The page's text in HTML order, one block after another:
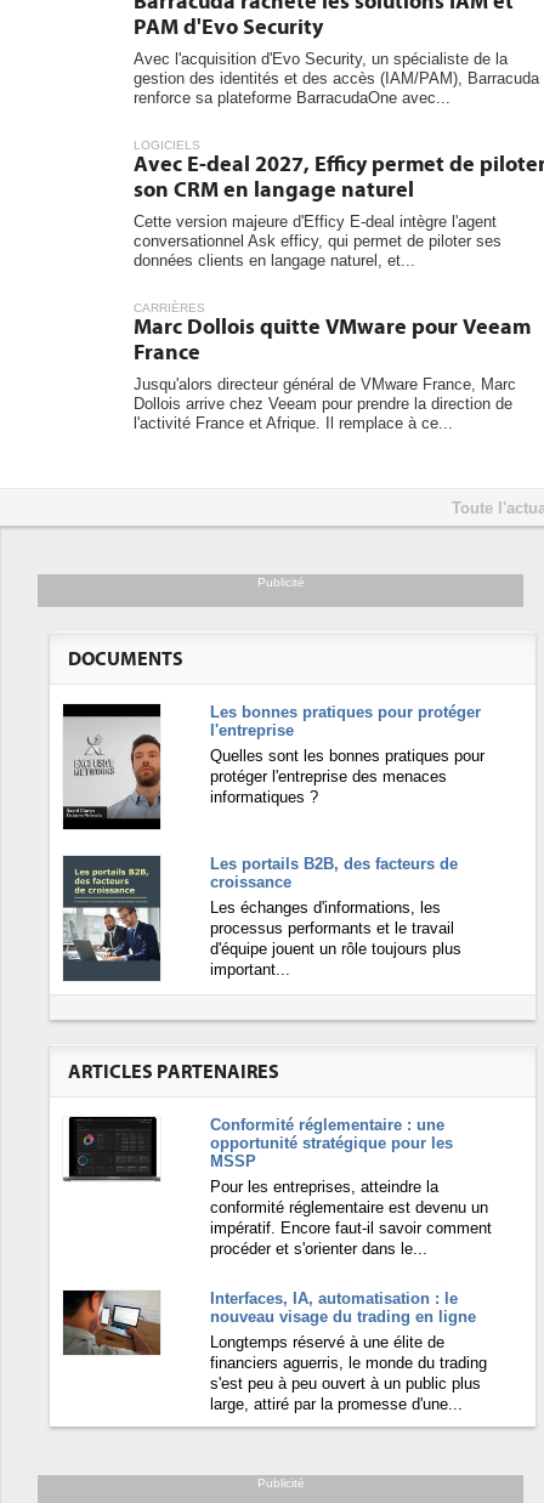
PAM d'Evo Security
Avec l'acquisition d'Evo Security, un spécialiste de la
gestion des identités et des accès (IAM/PAM), Barracuda
renforce sa plateforme BarracudaOne avec...
LOGICIELS
Avec E-deal 2027, Efficy permet de
son CRM en langage naturel
Cette version majeure d'Efficy E-deal intègre l'agent
conversationnel Ask efficy, qui permet de piloter ses
données clients en langage naturel, et...
CARRIÈRES
Marc Dollois quitte VMware pour Veeam
France
Jusqu'alors directeur général de VMware France, Marc
Dollois arrive chez Veeam pour prendre la direction de
l'activité France et Afrique. Il remplace à ce...
Toute
Publicité
DOCUMENTS
Les bonnes pratiques pour protéger
l'entreprise
Quelles sont les bonnes pratiques pour
protéger l'entreprise des menaces
informatiques ?
Les portails B2B, des facteurs de
croissance
Les échanges d'informations, les
processus performants et le travail
d'équipe jouent un rôle toujours plus
important...
ARTICLES PARTENAIRES
Conformité réglementaire : une
opportunité stratégique pour les
MSSP
Pour les entreprises, atteindre la
conformité réglementaire est devenu un
impératif. Encore faut-il savoir comment
procéder et s'orienter dans le...
Interfaces, IA, automatisation : le
nouveau visage du trading en ligne
Longtemps réservé à une élite de
financiers aguerris, le monde du trading
s'est peu à peu ouvert à un public plus
large, attiré par la promesse d'une...
Publicité